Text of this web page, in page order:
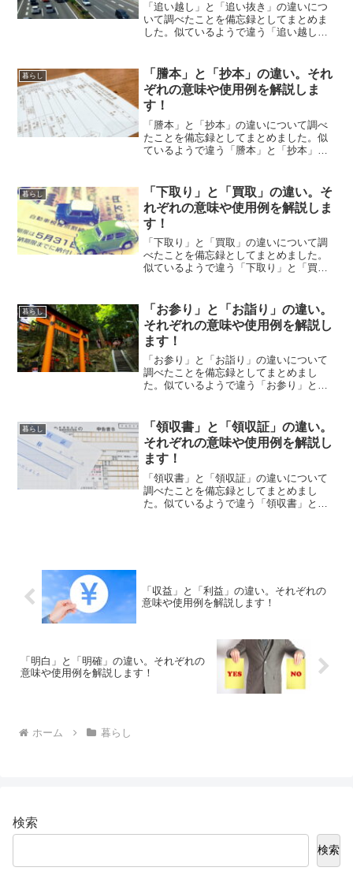
「追い越し」と「追い抜き」の違いにつ
いて調べたことを備忘録としてまとめま
した。似ているようで違う「追い越し」
暮らし
「謄本」と「抄本」の違い。それ
ぞれの意味や使用例を解説しま
す！
「謄本」と「抄本」の違いについて調べ
たことを備忘録としてまとめました。似
ているようで違う「謄本」と「抄本」の
暮らし
「下取り」と「買取」の違い。そ
れぞれの意味や使用例を解説しま
す！
「下取り」と「買取」の違いについて調
べたことを備忘録としてまとめました。
似ているようで違う「下取り」と「買
暮らし
「お参り」と「お詣り」の違い。
それぞれの意味や使用例を解説し
ます！
「お参り」と「お詣り」の違いについて
調べたことを備忘録としてまとめまし
た。似ているようで違う「お参り」と
暮らし
「領収書」と「領収証」の違い。
それぞれの意味や使用例を解説し
ます！
「領収書」と「領収証」の違いについて
調べたことを備忘録としてまとめまし
た。似ているようで違う「領収書」と
「収益」と「利益」の違い。それぞれの
意味や使用例を解説します！
「明白」と「明確」の違い。それぞれの
意味や使用例を解説します！
ホーム 暮らし
検索
検索